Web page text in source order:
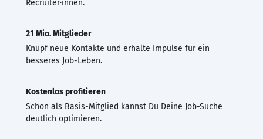
Recruiter·innen.
21 Mio. Mitglieder
Knüpf neue Kontakte und erhalte Impulse für ein
besseres Job-Leben.
Kostenlos profitieren
Schon als Basis-Mitglied kannst Du Deine Job-Suche
deutlich optimieren.